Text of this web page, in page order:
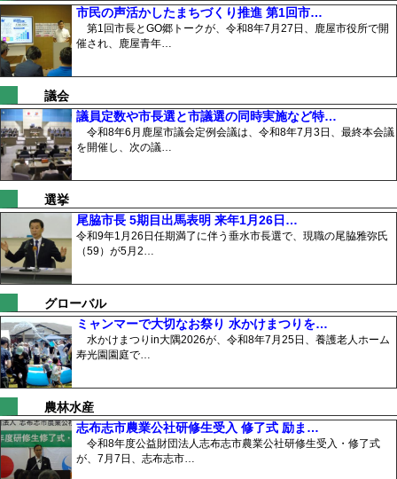
市民の声活かしたまちづくり推進 第1回市…
第1回市長とGO郷トークが、令和8年7月27日、鹿屋市役所で開
催され、鹿屋青年…
議会
議員定数や市長選と市議選の同時実施など特…
令和8年6月鹿屋市議会定例会議は、令和8年7月3日、最終本会議
を開催し、次の議…
選挙
尾脇市長 5期目出馬表明 来年1月26日…
令和9年1月26日任期満了に伴う垂水市長選で、現職の尾脇雅弥氏
（59）が5月2…
グローバル
ミャンマーで大切なお祭り 水かけまつりを…
水かけまつりin大隅2026が、令和8年7月25日、養護老人ホーム
寿光園園庭で…
農林水産
志布志市農業公社研修生受入 修了式 励ま…
令和8年度公益財団法人志布志市農業公社研修生受入・修了式
が、7月7日、志布志市…